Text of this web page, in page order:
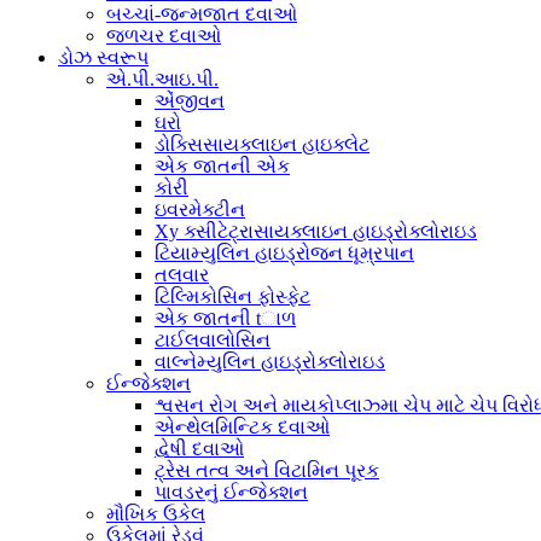
બચ્ચાં-જન્મજાત દવાઓ
જળચર દવાઓ
ડોઝ સ્વરૂપ
એ.પી.આઇ.પી.
એંજીવન
ઘરો
ડોક્સિસાયક્લાઇન હાઇક્લેટ
એક જાતની એક
કોરી
ઇવરમેક્ટીન
Xy ક્સીટેટ્રાસાયક્લાઇન હાઇડ્રોક્લોરાઇડ
ટિયામ્યુલિન હાઇડ્રોજન ધૂમ્રપાન
તલવાર
ટિલ્મિકોસિન ફોસ્ફેટ
એક જાતની tાળ
ટાઈલવાલોસિન
વાલ્નેમ્યુલિન હાઇડ્રોક્લોરાઇડ
ઈન્જેક્શન
શ્વસન રોગ અને માયકોપ્લાઝ્મા ચેપ માટે ચેપ
એન્થેલમિન્ટિક દવાઓ
દ્વેષી દવાઓ
ટ્રેસ તત્વ અને વિટામિન પૂરક
પાવડરનું ઈન્જેક્શન
મૌખિક ઉકેલ
ઉકેલમાં રેડવું